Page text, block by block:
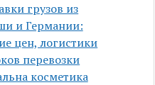
грузов из
и Германии:
цен, логистики
перевозки
косметика